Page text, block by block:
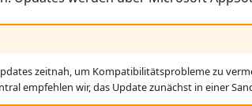
zeitnah, um Kompatibilitätsprobleme zu
empfehlen wir, das Update zunächst in einer